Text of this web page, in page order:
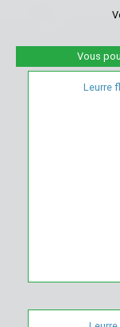
Vous
Leurre